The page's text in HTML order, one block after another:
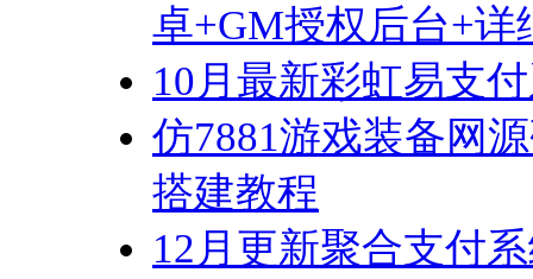
卓+GM授权后台+详
10月最新彩虹易支
仿7881游戏装备网
搭建教程
12月更新聚合支付